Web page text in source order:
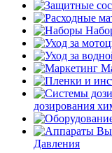
дозирования
Давления